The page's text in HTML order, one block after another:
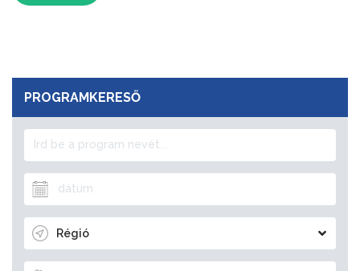
PROGRAMKERESŐ
Régió